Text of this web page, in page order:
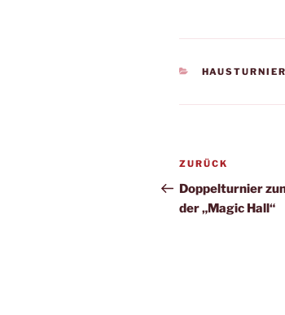
KATEGORIEN
HAUSTURNIER
Vorheriger
Beitrag
ZURÜCK
Doppelturnier
der „Magic Hall“